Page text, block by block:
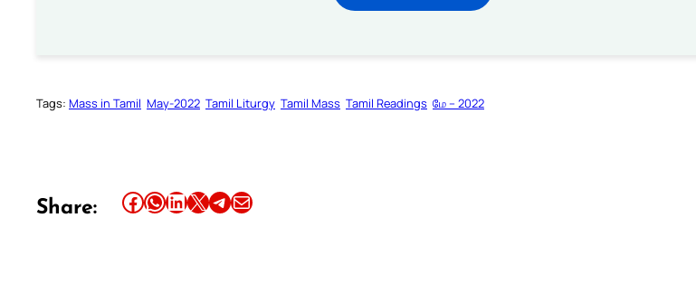
Tags: Mass in Tamil May-2022 Tamil Liturgy Tamil Mass Tamil Readings மே – 2022
Share: Share this article on Facebook Share this article on WhatsApp Share this article on LinkedIn Share this article on X Share this article on TelegramEmail this Article